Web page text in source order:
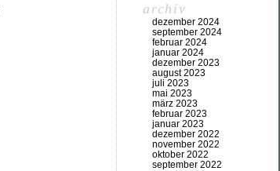
archiv
dezember 2024
september 2024
februar 2024
januar 2024
dezember 2023
august 2023
juli 2023
mai 2023
märz 2023
februar 2023
januar 2023
dezember 2022
november 2022
oktober 2022
september 2022